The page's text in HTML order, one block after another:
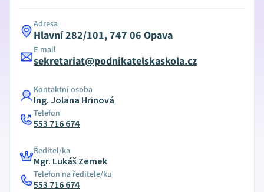
Adresa
Hlavní 282/101, 747 06 Opava
E-mail
sekretariat@podnikatelskaskola.cz
Kontaktní osoba
Ing. Jolana Hrinová
Telefon
553 716 674
Ředitel/ka
Mgr. Lukáš Zemek
Telefon na ředitele/ku
553 716 674